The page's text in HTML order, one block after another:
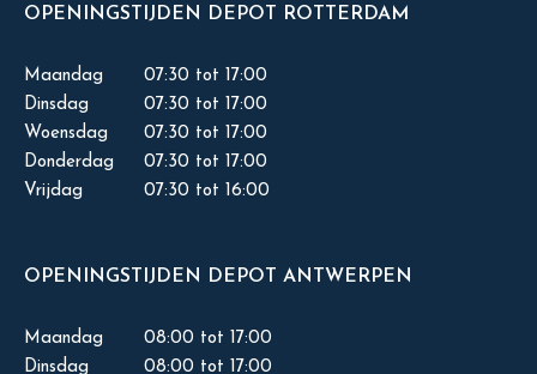
OPENINGSTIJDEN DEPOT ROTTERDAM
Maandag
07:30 tot 17:00
Dinsdag
07:30 tot 17:00
Woensdag
07:30 tot 17:00
Donderdag
07:30 tot 17:00
Vrijdag
07:30 tot 16:00
OPENINGSTIJDEN DEPOT ANTWERPEN
Maandag
08:00 tot 17:00
Dinsdag
08:00 tot 17:00